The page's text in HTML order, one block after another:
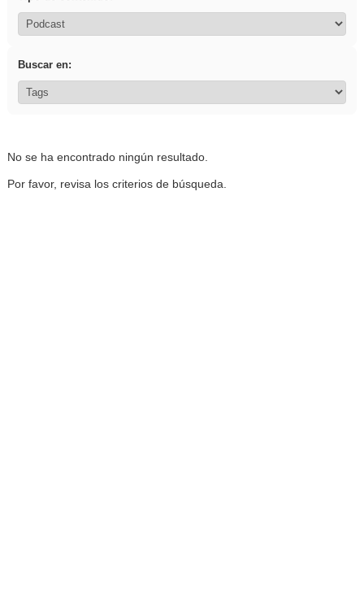
Buscar en:
No se ha encontrado ningún resultado.
Por favor, revisa los criterios de búsqueda.